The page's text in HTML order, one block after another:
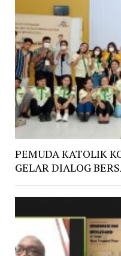
PEMUDA KATOLIK
GELAR DIALOG